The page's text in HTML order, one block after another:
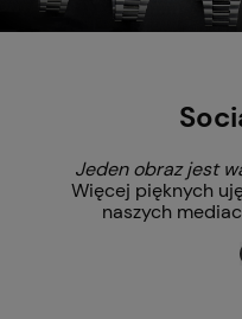
Jeden obraz jest
Więcej pięknych
naszych